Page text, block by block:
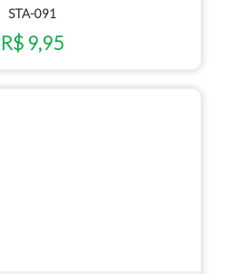
STA-091
R$ 9,95